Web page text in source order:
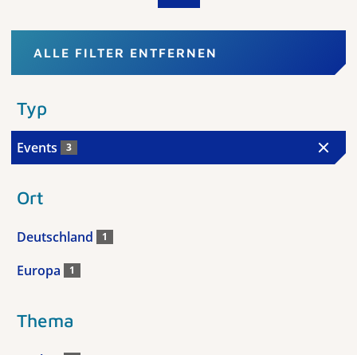
ALLE FILTER ENTFERNEN
Typ
Events 3
Ort
Deutschland 1
Europa 1
Thema